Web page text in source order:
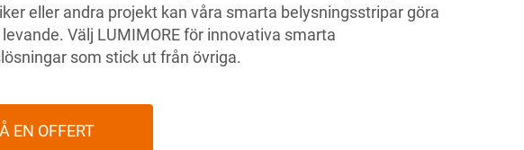
eller andra projekt kan våra smarta belysningsstripar göra
Välj LUMIMORE för innovativa smarta
som stick ut från övriga.
EN OFFERT